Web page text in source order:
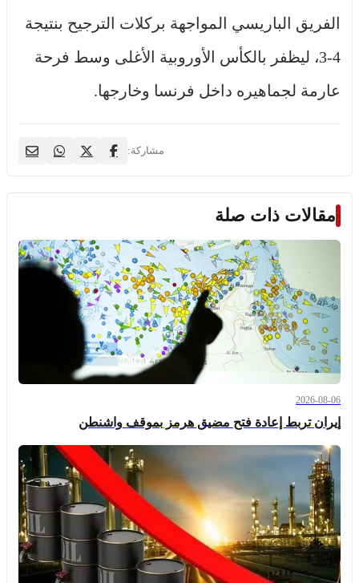
الفريق الباريسي المواجهة بركلات الترجيح بنتيجة
4-3، ليظفر بالكأس الأوروبية الأغلى وسط فرحة
عارمة لجماهيره داخل فرنسا وخارجها.
مشاركة:
مقالات ذات صلة
2026-08-06
إيران تربط إعادة فتح مضيق هرمز بموقف واشنطن